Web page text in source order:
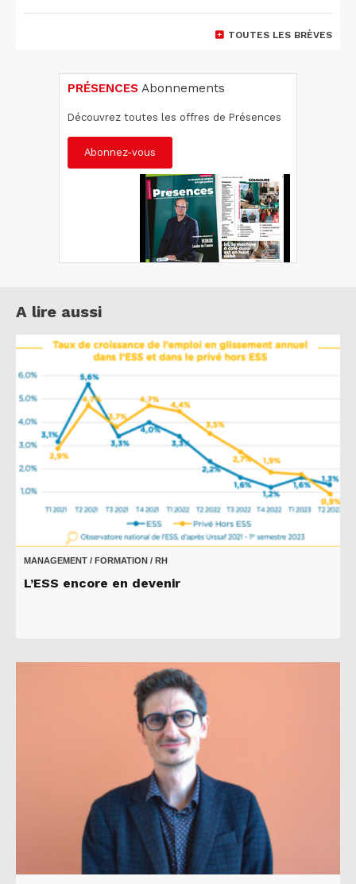
TOUTES LES BRÈVES
PRÉSENCES Abonnements
Découvrez toutes les offres de Présences
Abonnez-vous
A lire aussi
MANAGEMENT / FORMATION / RH
L’ESS encore en devenir